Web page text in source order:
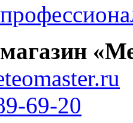
69-20